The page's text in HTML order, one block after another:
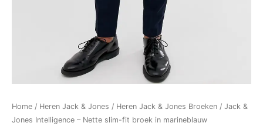
Home / Heren Jack & Jones / Heren Jack & Jones Broeken / Jack &
Jones Intelligence – Nette slim-fit broek in marineblauw